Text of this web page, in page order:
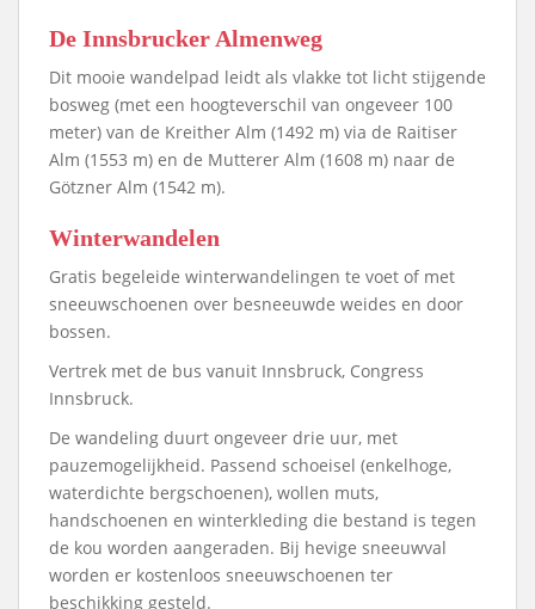
De Innsbrucker Almenweg
Dit mooie wandelpad leidt als vlakke tot licht stijgende
bosweg (met een hoogteverschil van ongeveer 100
meter) van de Kreither Alm (1492 m) via de Raitiser
Alm (1553 m) en de Mutterer Alm (1608 m) naar de
Götzner Alm (1542 m).
Winterwandelen
Gratis begeleide winterwandelingen te voet of met
sneeuwschoenen over besneeuwde weides en door
bossen.
Vertrek met de bus vanuit Innsbruck, Congress
Innsbruck.
De wandeling duurt ongeveer drie uur, met
pauzemogelijkheid. Passend schoeisel (enkelhoge,
waterdichte bergschoenen), wollen muts,
handschoenen en winterkleding die bestand is tegen
de kou worden aangeraden. Bij hevige sneeuwval
worden er kostenloos sneeuwschoenen ter
beschikking gesteld.